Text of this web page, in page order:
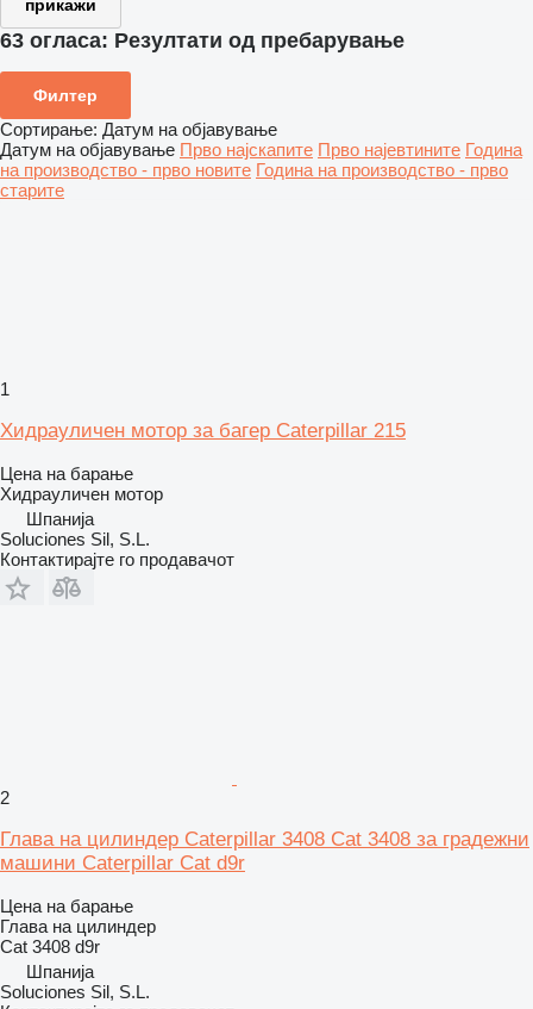
прикажи
63 огласа: Резултати од пребарување
Филтер
Сортирање: Датум на објавување
Датум на објавување Прво најскапите Прво најевтините Година
на производство - прво новите Година на производство - прво
старите
1
Хидрауличен мотор за багер Caterpillar 215
Цена на барање
Хидрауличен мотор
Шпанија
Soluciones Sil, S.L.
Контактирајте го продавачот
2
Глава на цилиндер Caterpillar 3408 Cat 3408 за градежни
машини Caterpillar Cat d9r
Цена на барање
Глава на цилиндер
Cat 3408 d9r
Шпанија
Soluciones Sil, S.L.